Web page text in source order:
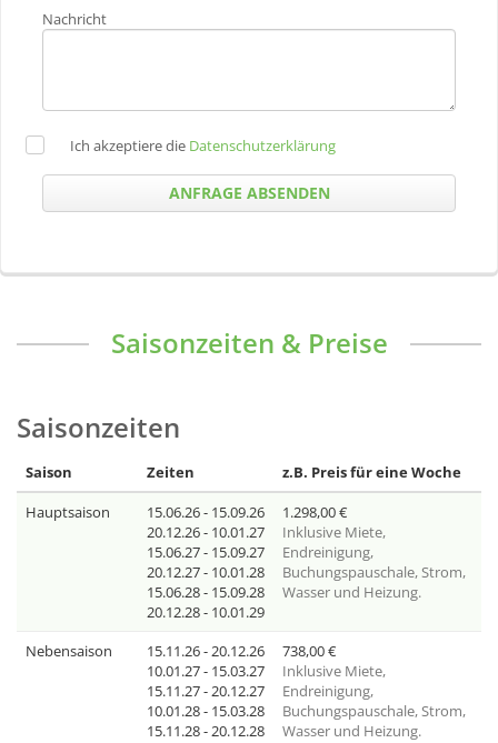
Nachricht
Ich akzeptiere die Datenschutzerklärung
ANFRAGE ABSENDEN
Saisonzeiten & Preise
Saisonzeiten
Saison Zeiten
z.B. Preis für eine Woche
Hauptsaison
15.06.26 - 15.09.26
20.12.26 - 10.01.27
15.06.27 - 15.09.27
20.12.27 - 10.01.28
15.06.28 - 15.09.28
20.12.28 - 10.01.29
1.298,00€
Inklusive Miete,
Endreinigung,
Buchungspauschale, Strom,
Wasser und Heizung.
Nebensaison
15.11.26 - 20.12.26
10.01.27 - 15.03.27
15.11.27 - 20.12.27
10.01.28 - 15.03.28
15.11.28 - 20.12.28
738,00€
Inklusive Miete,
Endreinigung,
Buchungspauschale, Strom,
Wasser und Heizung.